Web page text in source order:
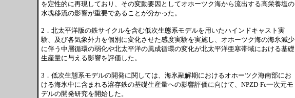
を定性的に再現しており、その変動要因としてオホーツク海から流出する高栄養塩の
水塊移流の影響が重要であることが分かった。
2．北太平洋版の鉄サイクルを含む低次生態系モデルを用いたハインドキャスト実
験、及び各気象外力を個別に変化させた感度実験を実施し、オホーツク海の海氷減少
に伴う中層循環の弱化や北太平洋の風成循環の変化が北太平洋亜寒帯域における基礎
生産量に与える影響を評価した。
3．低次生態系モデルの開発に関しては、海氷融解期におけるオホーツク海南部にお
ける海氷中に含まれる溶存鉄の基礎生産量への影響評価に向けて、NPZD-Fe一次元モ
デルの開発研究を開始した。